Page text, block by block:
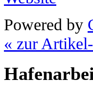
Powered by
« zur